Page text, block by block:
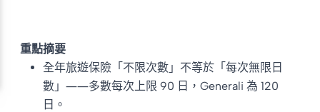
重點摘要
全年旅遊保險「不限次數」不等於「每次無限日
數」——多數每次上限 90 日，Generali 為 120
日。